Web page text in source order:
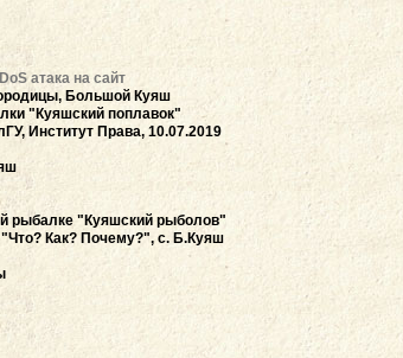
атака на сайт
Большой Куяш
"Куяшский поплавок"
Институт Права, 10.07.2019
рыбалке "Куяшский рыболов"
"Что? Как? Почему?", с. Б.Куяш